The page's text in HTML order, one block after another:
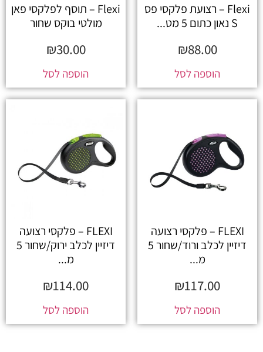
Flexi – רצועת פלקסי פס
S נאון כתום 5 מט...
₪88.00
הוספה לסל
Flexi – תוסף לפלקסי פאן
מולטי בוקס שחור
₪30.00
הוספה לסל
FLEXI – פלקסי רצועה
דיזיין לכלב ורוד/שחור 5
מ...
₪117.00
הוספה לסל
FLEXI – פלקסי רצועה
דיזיין לכלב ירוק/שחור 5
מ...
₪114.00
הוספה לסל